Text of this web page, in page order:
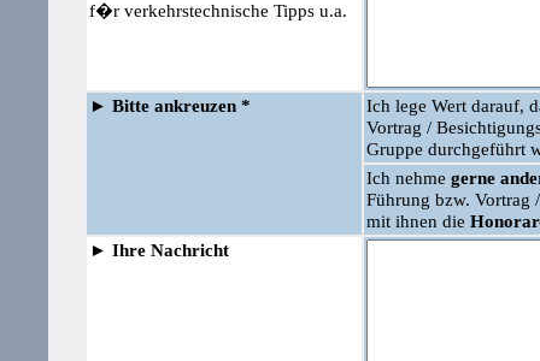
f�r verkehrstechnische Tipps u.a.
► Bitte ankreuzen *
Ich lege Wert darauf,
Vortrag /
Gruppe durchgeführt
Ich nehme gerne
Führung bzw. Vortrag
mit ihnen die
► Ihre Nachricht